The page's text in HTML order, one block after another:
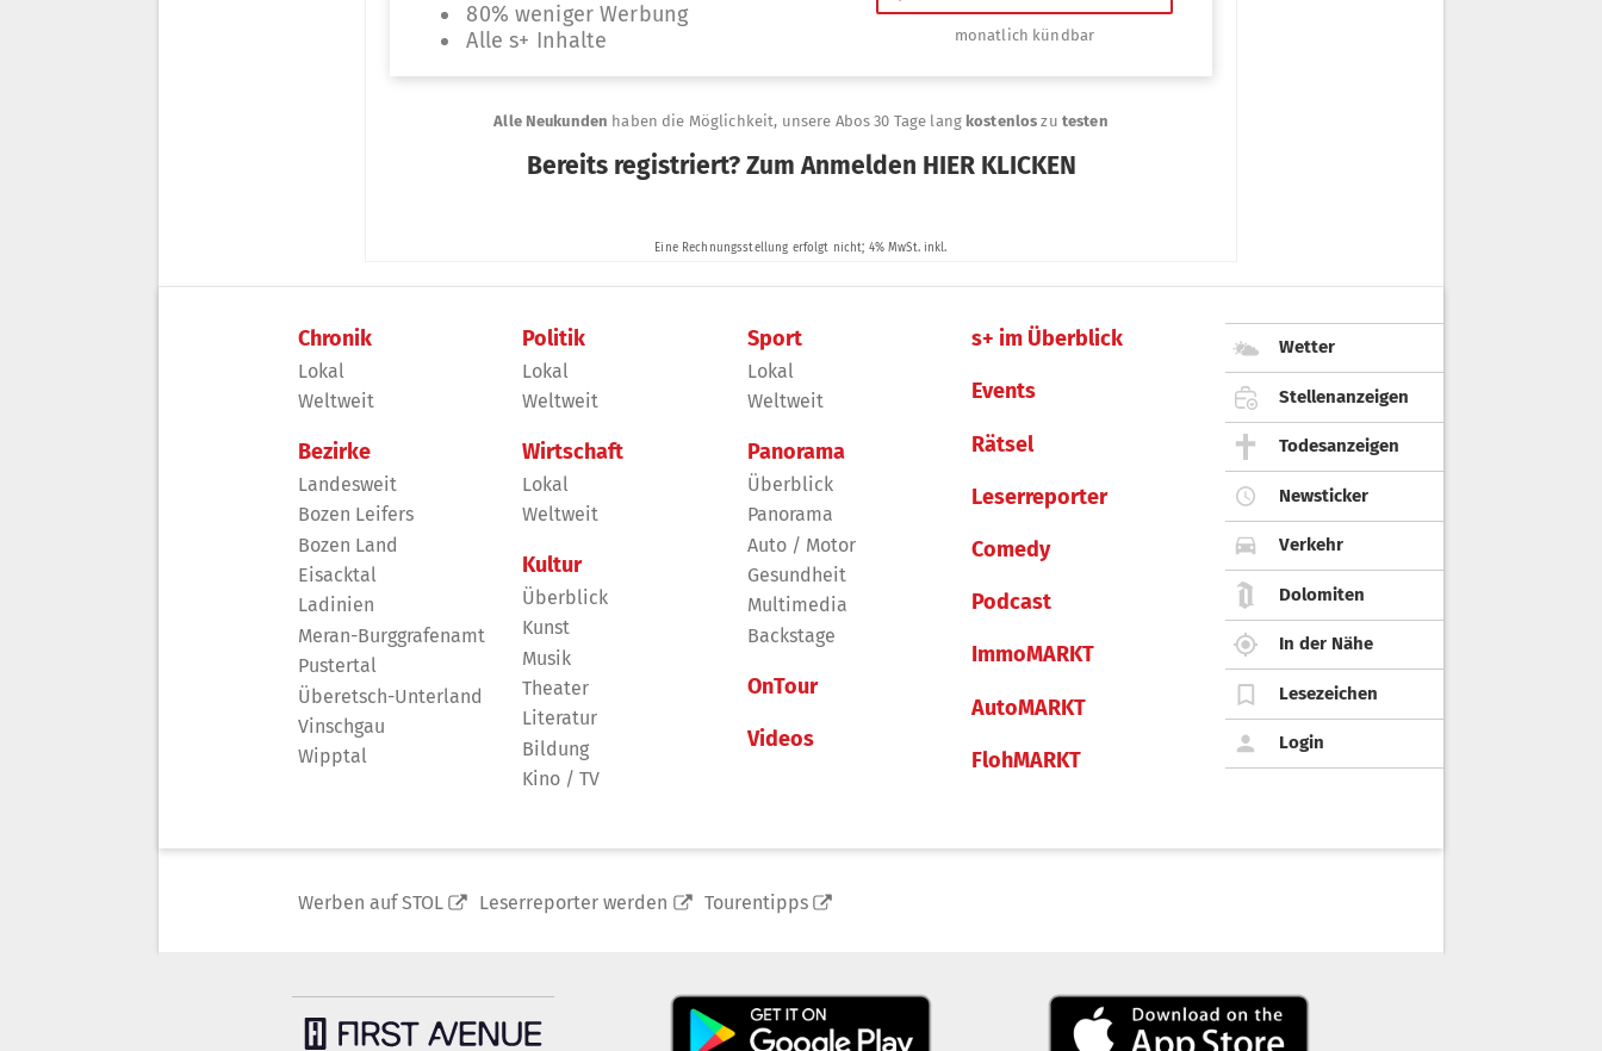
Chronik
Lokal
Weltweit
Bezirke
Landesweit
Bozen Leifers
Bozen Land
Eisacktal
Ladinien
Meran-Burggrafenamt
Pustertal
Überetsch-Unterland
Vinschgau
Wipptal
Politik
Lokal
Weltweit
Wirtschaft
Lokal
Weltweit
Kultur
Überblick
Kunst
Musik
Theater
Literatur
Bildung
Kino / TV
Sport
Lokal
Weltweit
Panorama
Überblick
Panorama
Auto / Motor
Gesundheit
Multimedia
Backstage
OnTour
Videos
s+ im Überblick
Events
Rätsel
Leserreporter
Comedy
Podcast
ImmoMARKT
AutoMARKT
FlohMARKT
Wetter
Stellenanzeigen
Todesanzeigen
Newsticker
Verkehr
Dolomiten
In der Nähe
Lesezeichen
Login
Werben auf STOL Leserreporter werden Tourentipps